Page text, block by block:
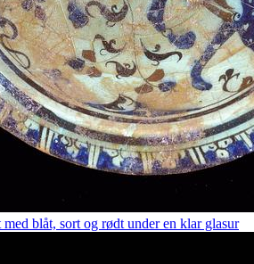
blåt, sort og rødt under en klar glasur